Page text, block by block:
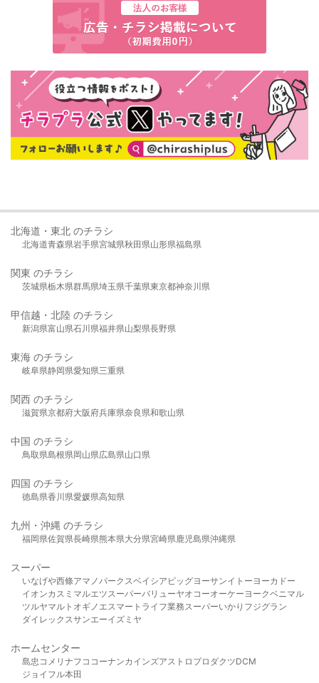
北海道・東北 のチラシ
北海道青森県岩手県宮城県秋田県山形県福島県
関東 のチラシ
茨城県栃木県群馬県埼玉県千葉県東京都神奈川県
甲信越・北陸 のチラシ
新潟県富山県石川県福井県山梨県長野県
東海 のチラシ
岐阜県静岡県愛知県三重県
関西 のチラシ
滋賀県京都府大阪府兵庫県奈良県和歌山県
中国 のチラシ
鳥取県島根県岡山県広島県山口県
四国 のチラシ
徳島県香川県愛媛県高知県
九州・沖縄 のチラシ
福岡県佐賀県長崎県熊本県大分県宮崎県鹿児島県沖縄県
スーパー
いなげや西條アマノパークスベイシア ビッグヨーサンイトーヨーカドー
イオンカスミ マルエツスーパーバリューヤオコーオーケー ヨークベニマル
ツルヤマルト オギノ エスマート ライフ業務スーパーいかり フジグラン
ダイレックスサンエーイズミヤ
ホームセンター
島忠 コメリ ナフコ コーナンカインズアストロプロダクツDCM
ジョイフル本田